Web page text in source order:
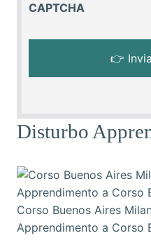
CAPTCHA
Disturbo
Corso Buenos Aires
Apprendimento a Corso